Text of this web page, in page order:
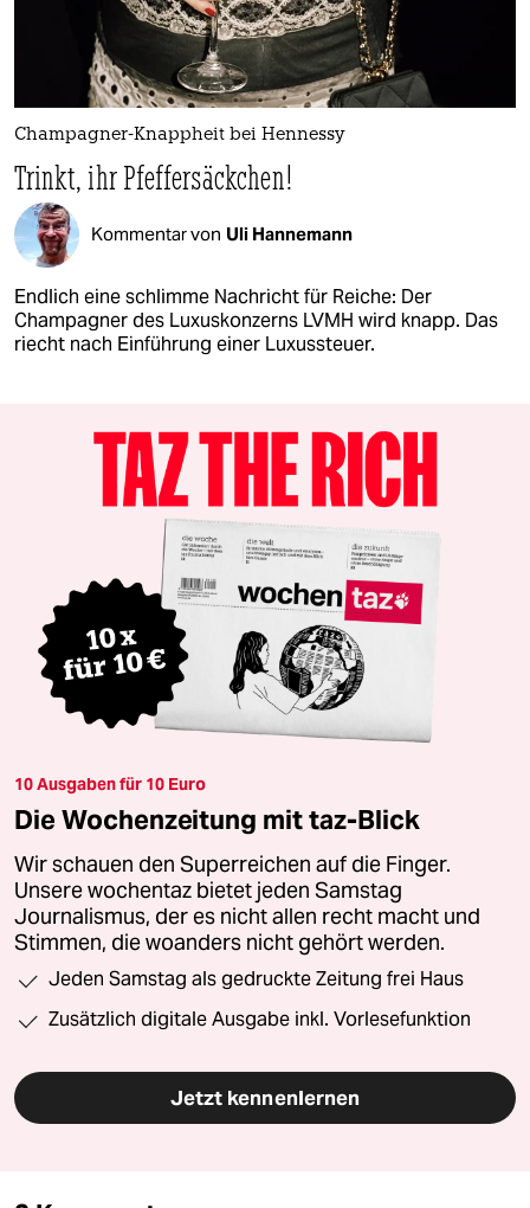
Champagner-Knappheit bei Hennessy
Trinkt, ihr Pfeffersäckchen!
Kommentar von Uli Hannemann
Endlich eine schlimme Nachricht für Reiche: Der
Champagner des Luxuskonzerns LVMH wird knapp. Das
riecht nach Einführung einer Luxussteuer.
10 Ausgaben für 10 Euro
Die Wochenzeitung mit taz-Blick
Wir schauen den Superreichen auf die Finger.
Unsere wochentaz bietet jeden Samstag
Journalismus, der es nicht allen recht macht und
Stimmen, die woanders nicht gehört werden.
Jeden Samstag als gedruckte Zeitung frei Haus
Zusätzlich digitale Ausgabe inkl. Vorlesefunktion
Jetzt kennenlernen